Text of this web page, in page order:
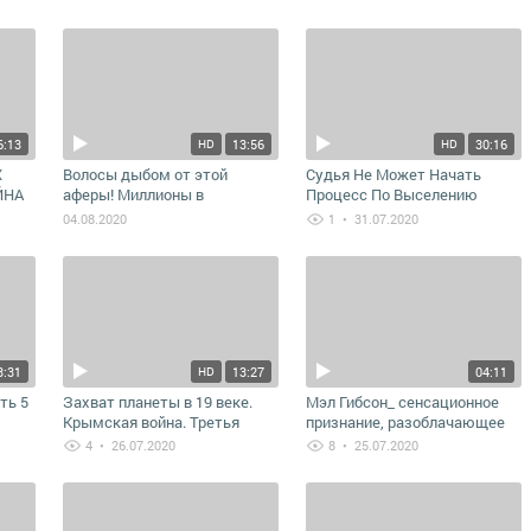
13:56
HD
Волосы дыбом от этой
аферы! Миллионы в
бешенстве срывают
04.08.2020
30:16
HD
Судья Не Может Начать
Процесс По Выселению
Человека ч.2
1 • 31.07.2020
5
13:27
HD
Захват планеты в 19 веке.
Крымская война. Третья
Сила.4 • 26.07.2020
04:11
Мэл Гибсон_ сенсационное
признание, разоблачающее
мировую элиту! Мэл Гибсон и
8 • 25.07.2020